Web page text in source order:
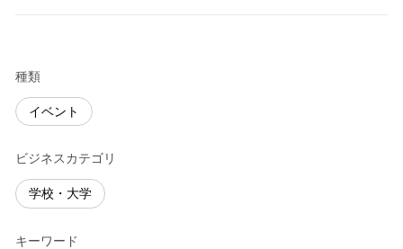
種類
イベント
ビジネスカテゴリ
学校・大学
キーワード